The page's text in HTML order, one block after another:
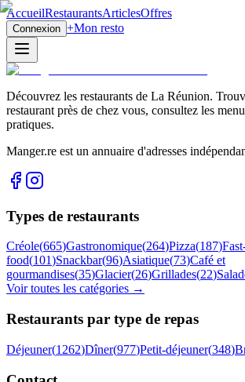
AccueilRestaurantsArticlesOffres
Connexion +Mon resto
Découvrez les restaurants de La Réunion.
restaurant près de chez vous, consultez les
pratiques.
Manger.re est un annuaire d'adresses
Types de restaurants
Créole(665)Gastronomique(264)Pizza(187)
food(101)Snackbar(96)Asiatique(73)Café et
gourmandises(35)Glacier(26)Grillades(22)
Voir toutes les catégories →
Restaurants par type de repas
Déjeuner(1262)Dîner(977)Petit-déjeuner(348)